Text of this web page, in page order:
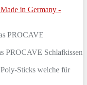
in Germany -
PROCAVE
PROCAVE Schlafkissen
Sticks welche für